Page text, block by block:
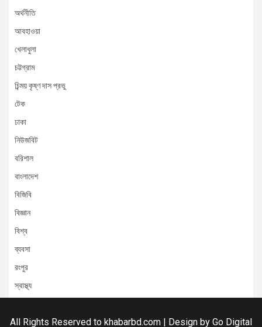
অর্থনীতি
আবহাওয়া
খেলাধুলা
চট্টগ্রাম
চিন্ময় কৃষ্ণ দাস প্রভু
টেক
ঢাকা
নিউজবিট
বরিশাল
বাংলাদেশ
বিজিবি
বিজ্ঞান
বিশ্ব
ব্যবসা
রংপুর
স্বাস্থ্য
All Rights Reserved to khabarbd.com | Design by Go Digital